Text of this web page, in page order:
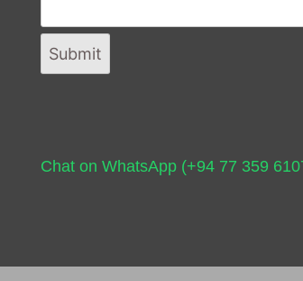
Submit
Chat on WhatsApp (+94 77 359